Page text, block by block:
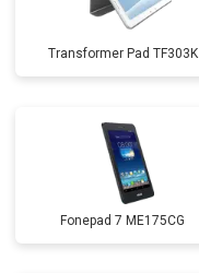
Transformer Pad TF303K
Fonepad 7 ME175CG